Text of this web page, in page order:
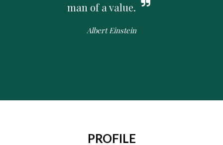
man of a value.
Albert Einstein
PROFILE